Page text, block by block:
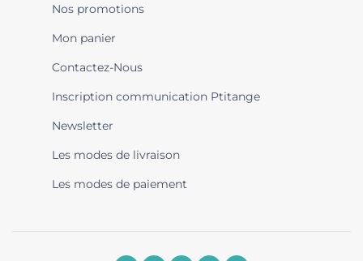
Nos promotions
Mon panier
Contactez-Nous
Inscription communication Ptitange
Newsletter
Les modes de livraison
Les modes de paiement